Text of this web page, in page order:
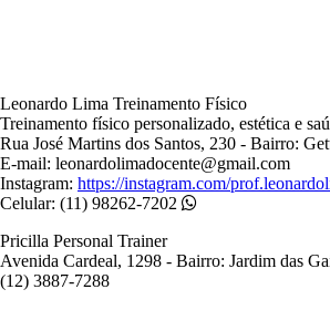
Leonardo Lima Treinamento Físico
Treinamento físico personalizado, estética e
Rua José Martins dos Santos, 230 - Bairro:
E-mail: leonardolimadocente@gmail.com
Instagram: https://instagram.com/
Celular: (11) 98262-7202
Pricilla Personal Trainer
Avenida Cardeal, 1298 - Bairro: Jardim das
(12) 3887-7288